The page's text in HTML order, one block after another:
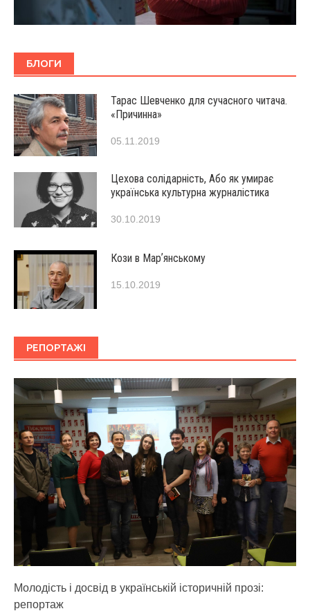
БЛОГИ
Тарас Шевченко для сучасного читача.
«Причинна»
05.11.2019
Цехова солідарність, Або як умирає
українська культурна журналістика
30.10.2019
Кози в Марʼянському
15.10.2019
РЕПОРТАЖІ
Молодість і досвід в українській історичній прозі:
репортаж